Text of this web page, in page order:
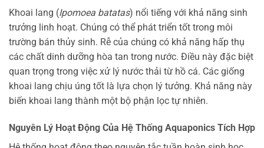
Khoai lang (Ipomoea batatas) nổi tiếng với khả năng sinh
trưởng linh hoạt. Chúng có thể phát triển tốt trong môi
trường bán thủy sinh. Rễ của chúng có khả năng hấp thụ
các chất dinh dưỡng hòa tan trong nước. Điều này đặc biệt
quan trọng trong việc xử lý nước thải từ hồ cá. Các giống
khoai lang chịu úng tốt là lựa chọn lý tưởng. Khả năng này
biến khoai lang thành một bộ phận lọc tự nhiên.
Nguyên Lý Hoạt Động Của Hệ Thống Aquaponics Tích Hợp